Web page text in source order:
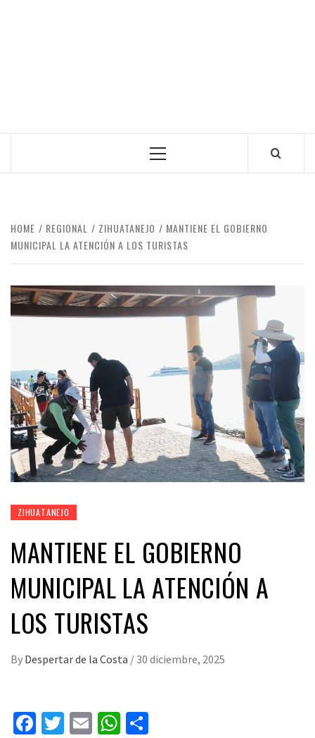
Primary
HOME REGIONAL ZIHUATANEJO
MANTIENE EL GOBIERNO
MUNICIPAL LA ATENCIÓN A LOS TURISTAS
ZIHUATANEJO
MANTIENE EL GOBIERNO
MUNICIPAL LA ATENCIÓN A
LOS TURISTAS
By Despertar de la Costa / 30 diciembre, 2025
Facebook
Twitter
EmailWhatsApp